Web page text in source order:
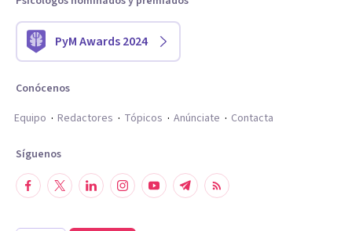
PyM Awards 2024
Conócenos
Equipo
Redactores Tópicos Anúnciate Contacta
Síguenos